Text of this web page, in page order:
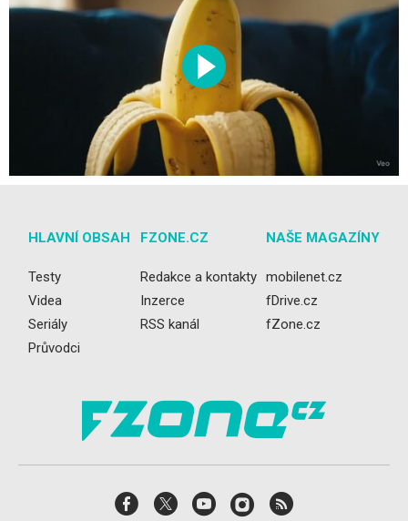
HLAVNÍ OBSAH
Testy
Videa
Seriály
Průvodci
FZONE.CZ
Redakce a kontakty
Inzerce
RSS kanál
NAŠE MAGAZÍNY
mobilenet.cz
fDrive.cz
fZone.cz